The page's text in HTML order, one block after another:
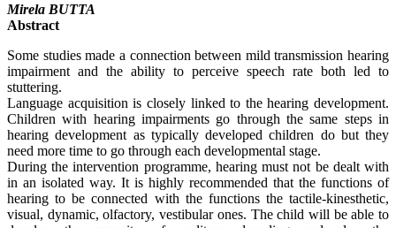
Mirela BUTTA
Abstract
Some studies made a connection between mild transmission hearing
impairment and the ability to perceive speech rate both led to
stuttering.
Language acquisition is closely linked to the hearing development.
Children with hearing impairments go through the same steps in
hearing development as typically developed children do but they
need more time to go through each developmental stage.
During the intervention programme, hearing must not be dealt with
in an isolated way. It is highly recommended that the functions of
hearing to be connected with the functions the tactile-kinesthetic,
visual, dynamic, olfactory, vestibular ones. The child will be able to